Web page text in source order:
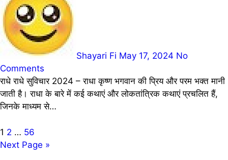
Shayari Fi May 17, 2024 No
Comments
राधे राधे सुविचार 2024 – राधा कृष्ण भगवान की प्रिय और परम भक्त मानी
जाती है। राधा के बारे में कई कथाएं और लोकतांत्रिक कथाएं प्रचलित हैं,
जिनके माध्यम से…
Posts
1 2 … 56
Next Page »